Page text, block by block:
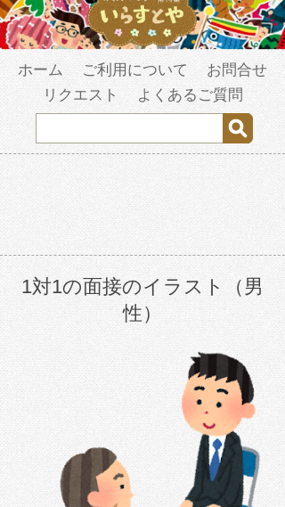
ホーム ご利用について
お問合せ
リクエスト
よくあるご質問
1対1の面接のイラスト（男
性）